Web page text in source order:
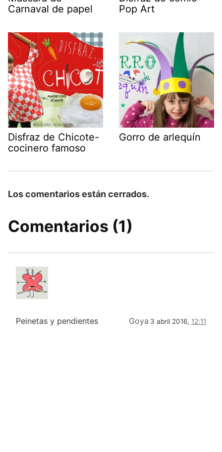
Carnaval de papel
Pop Art
Disfraz de Chicote-
cocinero famoso
Gorro de arlequín
Los comentarios están cerrados.
Comentarios (1)
Goya 3 abril 2016, 12:11
Peinetas y pendientes